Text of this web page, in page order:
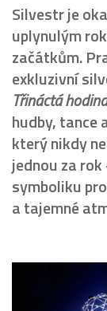
Silvestr je
uplynulým
začátkům.
exkluzivní
Třináctá hodina
hudby, tance
který nikdy
jednou za
symboliku
a tajemné